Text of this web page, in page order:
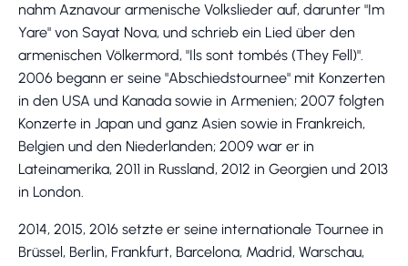
nahm Aznavour armenische Volkslieder auf, darunter "Im
Yare" von Sayat Nova, und schrieb ein Lied über den
armenischen Völkermord, "Ils sont tombés (They Fell)".
2006 begann er seine "Abschiedstournee" mit Konzerten
in den USA und Kanada sowie in Armenien; 2007 folgten
Konzerte in Japan und ganz Asien sowie in Frankreich,
Belgien und den Niederlanden; 2009 war er in
Lateinamerika, 2011 in Russland, 2012 in Georgien und 2013
in London.
2014, 2015, 2016 setzte er seine internationale Tournee in
Brüssel, Berlin, Frankfurt, Barcelona, Madrid, Warschau,